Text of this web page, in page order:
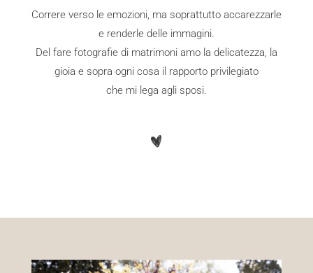
Correre verso le emozioni, ma soprattutto accarezzarle
e renderle delle immagini.
Del fare fotografie di matrimoni amo la delicatezza, la
gioia e sopra ogni cosa il rapporto privilegiato
che mi lega agli sposi.